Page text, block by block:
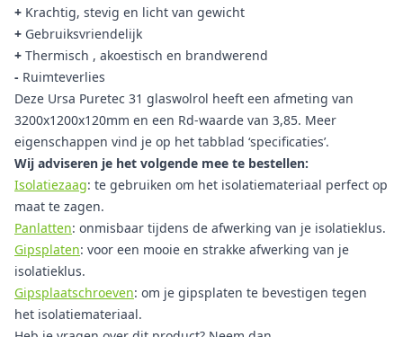
+ Krachtig, stevig en licht van gewicht
+ Gebruiksvriendelijk
+ Thermisch , akoestisch en brandwerend
- Ruimteverlies
Deze Ursa Puretec 31 glaswolrol heeft een afmeting van
3200x1200x120mm en een Rd-waarde van 3,85. Meer
eigenschappen vind je op het tabblad ‘specificaties’.
Wij adviseren je het volgende mee te bestellen:
Isolatiezaag: te gebruiken om het isolatiemateriaal perfect op
maat te zagen.
Panlatten: onmisbaar tijdens de afwerking van je isolatieklus.
Gipsplaten: voor een mooie en strakke afwerking van je
isolatieklus.
Gipsplaatschroeven: om je gipsplaten te bevestigen tegen
het isolatiemateriaal.